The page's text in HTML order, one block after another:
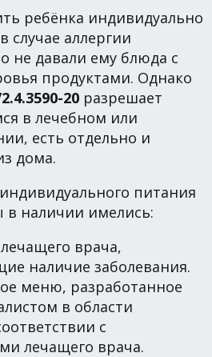
ребёнка индивидуально
случае аллергии
не давали ему блюда с
продуктами. Однако
20 разрешает
в лечебном или
есть отдельно и
дома.
питания
в наличии имелись:
врача,
наличие заболевания.
меню, разработанное
в области
с
лечащего врача.